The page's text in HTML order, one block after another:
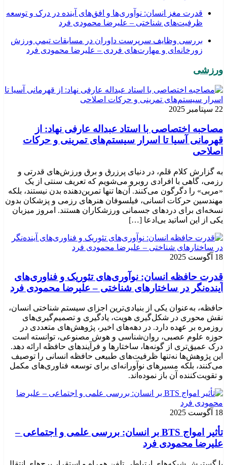
قدرت مغز انسان: نوآوری‌ها و افق‌های آینده در درک و توسعه
ظرفیت‌های شناختی – علیرضا محمودی فرد
بررسی وظايف سرپرست داوران در مسابقات تیمي ورزش
زورخانه‌ای و مهارت‌های فردی – علیرضا محمودی فرد
ورزشی
22 سپتامبر 2025
مصاحبه اختصاصی با استاد عبداله عارفی نهاد: از
قهرمانی آسیا تا اسرار سیستم‌های تمرینی و حرکات
اصلاحی
به گزارش کلام قلم، در دنیای پرزرق و برق ورزش‌های قدرتی و
رزمی، گاهی با افرادی روبرو می‌شویم که تعریف سنتی از یک
«مربی» را دگرگون می‌کنند. آن‌ها تنها تمرین‌دهنده بدن نیستند، بلکه
مهندسین حرکات انسانی، فیلسوفان هنرهای رزمی و پزشکان بدون
نسخه‌ای برای دردهای جسمانی ورزشکاران هستند. امروز میزبان
یکی از این اساتید بی‌ادعا […]
18 آگوست 2025
قدرت حافظه انسان: نوآوری‌های تئوریک و فناوری‌های
آینده‌نگر در ساختارهای شناختی – علیرضا محمودی فرد
حافظه، به‌عنوان یکی از بنیادی‌ترین اجزای سیستم شناختی انسان،
نقش محوری در شکل‌گیری هویت، یادگیری و تصمیم‌گیری‌های
روزمره بر عهده دارد. در دهه‌های اخیر، پژوهش‌های متعددی در
حوزه علوم عصبی، روان‌شناسی و هوش مصنوعی، توانسته‌ است
درک عمیق‌تری از گونه‌ها، ساختارها و فرآیندهای حافظه ارائه دهد.
این پژوهش‌ها نه‌تنها ظرفیت‌های طبیعی حافظه انسانی را توصیف
می‌کنند، بلکه مسیرهای نوآورانه‌ای برای توسعه فناوری‌های مکمل
و تقویت‌کننده آن باز نموده‌اند.
18 آگوست 2025
تأثیر امواج BTS بر انسان: بررسی علمی و اجتماعی –
علیرضا محمودی فرد